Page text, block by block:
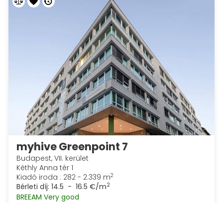
myhive Greenpoint 7
Budapest, VII. kerület
Kéthly Anna tér 1
Kiadó iroda : 282 - 2.339 m2
Bérleti díj: 14.5 - 16.5 €/m2
BREEAM Very good